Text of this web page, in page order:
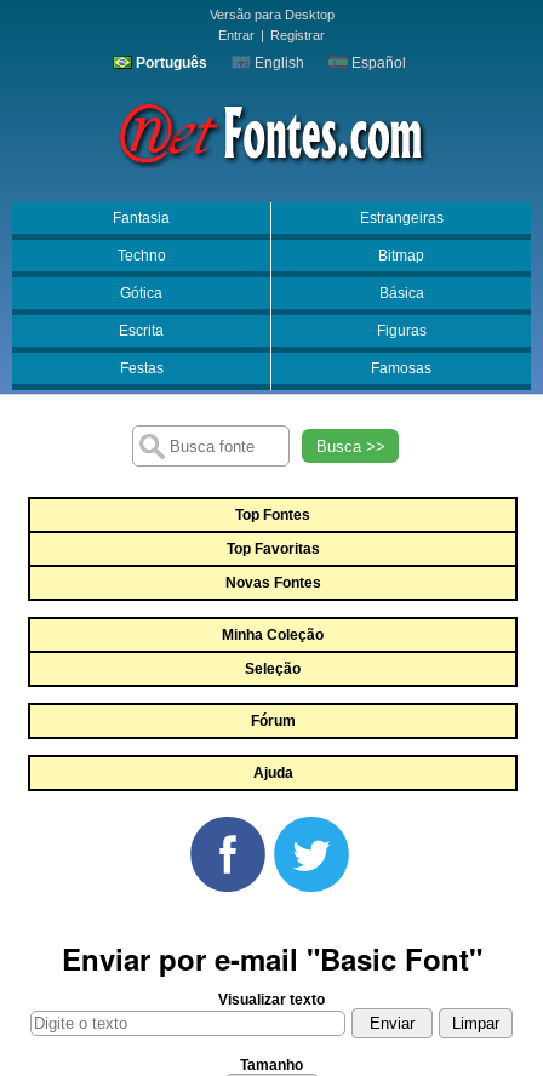
Versão para Desktop
Entrar | Registrar
Português English Español
Fantasia Estrangeiras
Techno Bitmap
Gótica Básica
Escrita Figuras
Festas Famosas
Busca >>
Top Fontes
Top Favoritas
Novas Fontes
Minha Coleção
Seleção
Fórum
Ajuda
Enviar por e-mail "Basic Font"
Visualizar texto
Tamanho